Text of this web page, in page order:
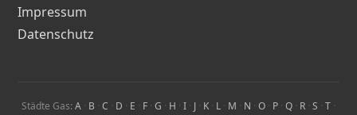
Impressum
Datenschutz
Städte Gas: A · B · C · D · E · F · G · H · I · J · K · L · M · N · O · P · Q · R · S · T ·